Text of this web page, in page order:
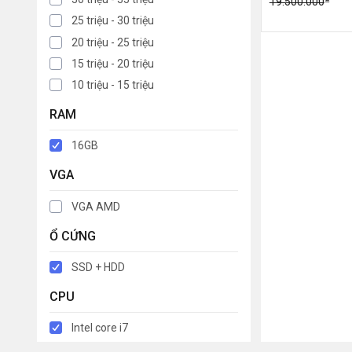
25 triệu - 30 triệu
20 triệu - 25 triệu
15 triệu - 20 triệu
10 triệu - 15 triệu
RAM
16GB
VGA
VGA AMD
Ổ CỨNG
SSD + HDD
CPU
Intel core i7